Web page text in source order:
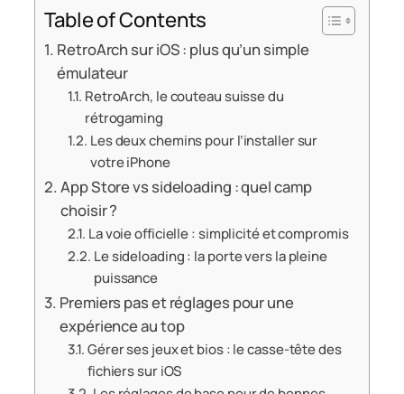
Table of Contents
RetroArch sur iOS : plus qu’un simple
émulateur
RetroArch, le couteau suisse du
rétrogaming
Les deux chemins pour l’installer sur
votre iPhone
App Store vs sideloading : quel camp
choisir ?
La voie officielle : simplicité et compromis
Le sideloading : la porte vers la pleine
puissance
Premiers pas et réglages pour une
expérience au top
Gérer ses jeux et bios : le casse-tête des
fichiers sur iOS